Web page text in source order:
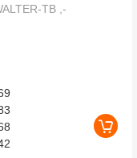
TB ,-